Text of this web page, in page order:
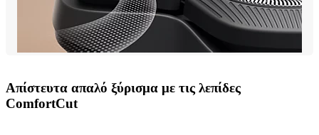
Απίστευτα απαλό ξύρισμα με τις λεπίδες
ComfortCut